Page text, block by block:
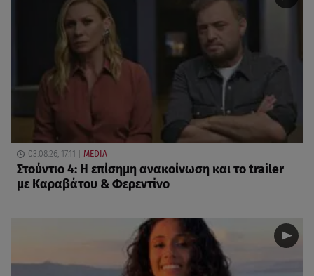
03.08.26, 17:11 MEDIA
Στούντιο 4: Η επίσημη ανακοίνωση και το trailer
με Καραβάτου & Φερεντίνο